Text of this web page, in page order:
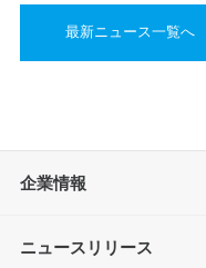
最新ニュース一覧へ
企業情報
ニュースリリース